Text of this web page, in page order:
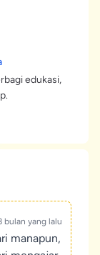
edukasi,
bulan yang lalu
manapun,